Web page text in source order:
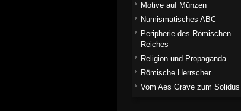
Motive auf Münzen
Numismatisches ABC
Peripherie des Römischen
Reiches
Religion und Propaganda
Römische Herrscher
Vom Aes Grave zum Solidus